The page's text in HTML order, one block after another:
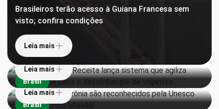
Brasileiros terão acesso à Guiana Francesa sem
visto; confira condições
Leia mais
Brasil
‘Pula alfândega’: Receita lança sistema que agiliza
declaração de bens e desembarque de viajantes
Leia mais
Brasil
Teatros da Amazônia são reconhecidos pela
Unesco como Patrimônio Mundial
Leia mais